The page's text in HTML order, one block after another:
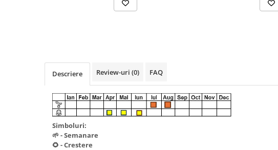
Descriere Review-uri (0) FAQ
Simboluri:
🌱 - Semanare
🌻 - Crestere